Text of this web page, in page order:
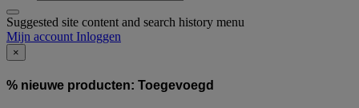
Suggested site content and search history menu
Mijn account Inloggen
×
% nieuwe producten: Toegevoegd